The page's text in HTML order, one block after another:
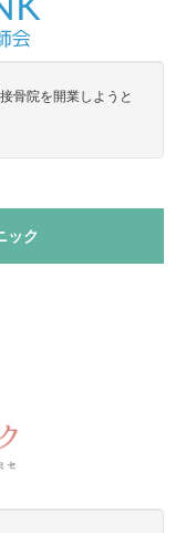
骨院を開業しようと
ック